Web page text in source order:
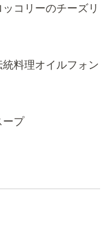
コリーのチーズリ
料理オイルフォン
ープ